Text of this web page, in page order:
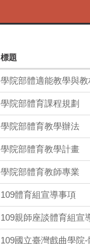
標題
學院部體適能教學與教
學院部體育課程規劃
學院部體育教學辦法
學院部體育教學計畫
學院部體育教師專業
109體育組宣導事項
109親師座談體育組宣
109國立臺灣戲曲學院